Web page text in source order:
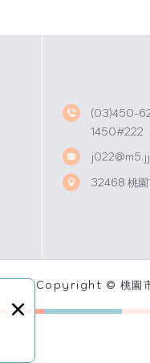
×
(03)450-
1450#222
32468 桃園
Copyright © 桃園